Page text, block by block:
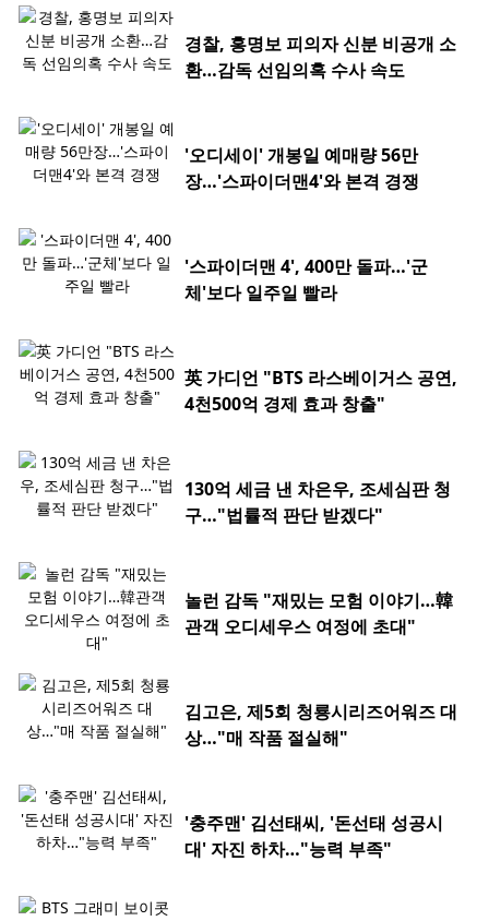
경찰, 홍명보 피의자 신분 비공개 소
환…감독 선임의혹 수사 속도
'오디세이' 개봉일 예매량 56만
장…'스파이더맨4'와 본격 경쟁
'스파이더맨 4', 400만 돌파…'군
체'보다 일주일 빨라
英 가디언 "BTS 라스베이거스 공연,
4천500억 경제 효과 창출"
130억 세금 낸 차은우, 조세심판 청
구…"법률적 판단 받겠다"
놀런 감독 "재밌는 모험 이야기…韓
관객 오디세우스 여정에 초대"
김고은, 제5회 청룡시리즈어워즈 대
상…"매 작품 절실해"
'충주맨' 김선태씨, '돈선태 성공시
대' 자진 하차…"능력 부족"